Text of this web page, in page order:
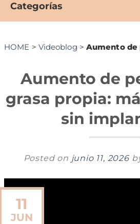
Categorías
HOME > Videoblog > Aumento de
Aumento de
grasa propia:
sin
Posted on junio 11, 2026
11
JUN